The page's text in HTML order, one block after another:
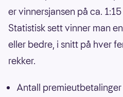
er vinnersjansen på ca.
Statistisk sett vinner man
eller bedre, i snitt på hver
rekker.
Antall